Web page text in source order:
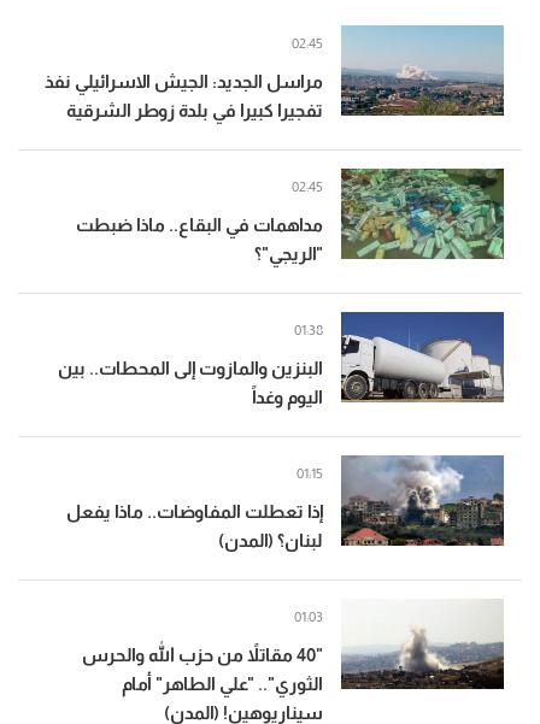
مراسل الجديد: الجيش الاسرائيلي نفذ
تفجيرا كبيرا في بلدة زوطر الشرقية
02:45
مداهمات في البقاع.. ماذا ضبطت
"الريجي"؟
02:45
البنزين والمازوت إلى المحطات.. بين
اليوم وغداً
01:38
إذا تعطلت المفاوضات.. ماذا يفعل
لبنان؟ (المدن)
01:15
"40 مقاتلاً من حزب الله والحرس
الثوري".. "علي الطاهر" أمام
سيناريوهين! (المدن)
01:03